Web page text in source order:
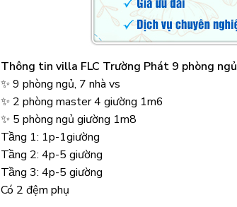
Thông tin villa FLC Trường Phát 9 phòng ngủ
✨ 9 phòng ngủ, 7 nhà vs
✨ 2 phòng master 4 giường 1m6
✨ 5 phòng ngủ giường 1m8
Tầng 1: 1p-1giường
Tầng 2: 4p-5 giường
Tầng 3: 4p-5 giường
Có 2 đệm phụ